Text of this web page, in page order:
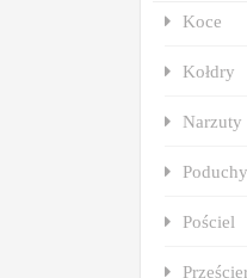
Koce
Kołdry
Narzuty
Poduchy
Pościel